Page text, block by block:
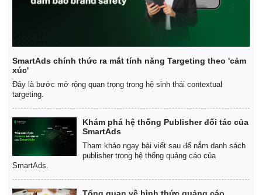
Kinh tế
Bất động sản
Khởi nghiệp
Giá vàng
Chứng khoán
SmartAds chính thức ra mắt tính năng Targeting theo 'cảm
xúc'
Đây là bước mở rộng quan trọng trong hệ sinh thái contextual
targeting.
Khám phá hệ thống Publisher đối tác của
SmartAds
Tham khảo ngay bài viết sau để nắm danh sách
publisher trong hệ thống quảng cáo của
SmartAds.